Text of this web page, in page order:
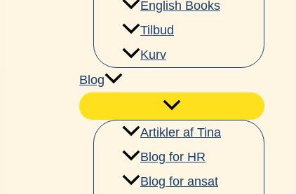
English Books
Tilbud
Kurv
Blog
Artikler af Tina
Blog for HR
Blog for ansat